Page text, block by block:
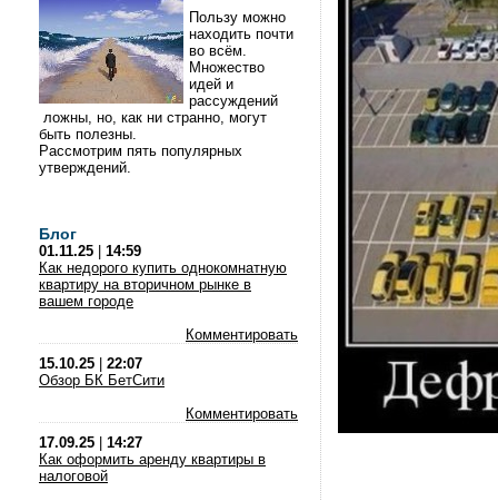
Пользу можно
находить почти
во всём.
Множество
идей и
рассуждений
ложны, но, как ни странно, могут
быть полезны.
Рассмотрим пять популярных
утверждений.
Блог
01.11.25
14:59
Как недорого купить однокомнатную
квартиру на вторичном рынке в
вашем городе
Комментировать
15.10.25
22:07
Обзор БК БетСити
Комментировать
17.09.25
14:27
Как оформить аренду квартиры в
налоговой